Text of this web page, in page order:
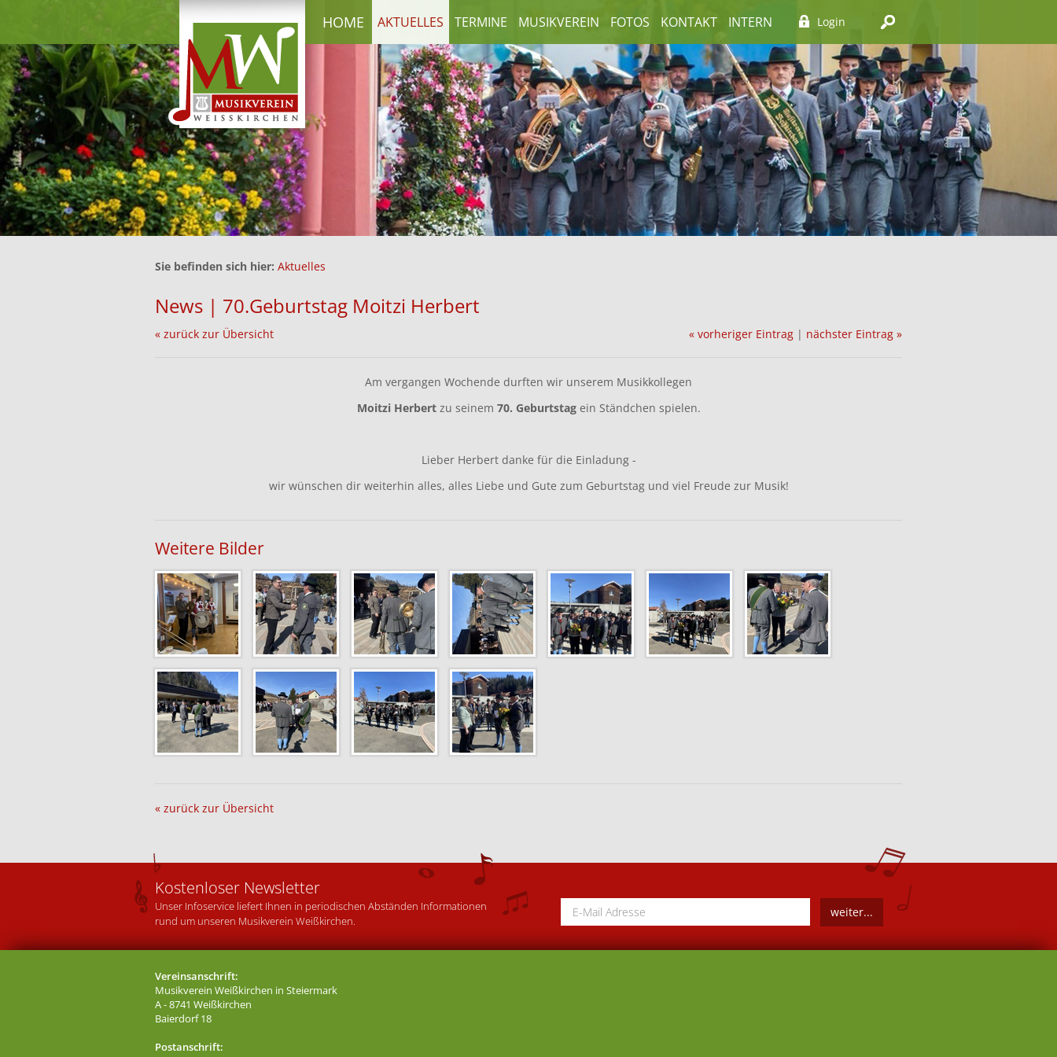
Login
HOME AKTUELLES TERMINE MUSIKVEREIN FOTOS KONTAKT INTERN
Sie befinden sich hier: Aktuelles
News | 70.Geburtstag Moitzi Herbert
« zurück zur Übersicht « vorheriger Eintrag | nächster Eintrag »
Am vergangen Wochende durften wir unserem Musikkollegen
Moitzi Herbertzu seinem 70. Geburtstagein Ständchen spielen.
Lieber Herbert danke für die Einladung -
wir wünschen dir weiterhin alles, alles Liebe und Gute zum Geburtstag und viel Freude zur Musik!
Weitere Bilder
« zurück zur Übersicht
Kostenloser Newsletter
Unser Infoservice liefert Ihnen in periodischen Abständen Informationen
rund um unseren Musikverein Weißkirchen.
Vereinsanschrift:
Musikverein Weißkirchen in Steiermark
A - 8741 Weißkirchen
Baierdorf 18
Postanschrift: